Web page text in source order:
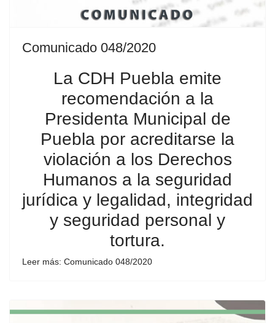
Comunicado 048/2020
La CDH Puebla emite
recomendación a la
Presidenta Municipal de
Puebla por acreditarse la
violación a los Derechos
Humanos a la seguridad
jurídica y legalidad, integridad
y seguridad personal y
tortura.
Leer más: Comunicado 048/2020